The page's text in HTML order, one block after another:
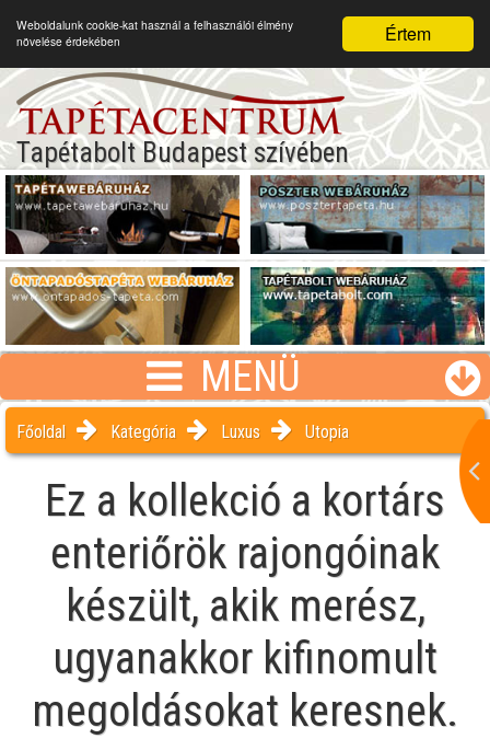
Értem
Weboldalunk cookie-kat használ a felhasználói élmény
növelése érdekében
Tapétabolt Budapest szívében
MENÜ
Főoldal Kategória Luxus Utopia
Ez a kollekció a kortárs
enteriőrök rajongóinak
készült, akik merész,
ugyanakkor kifinomult
megoldásokat keresnek.